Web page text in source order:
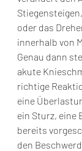
oder das
innerhalb von
Genau dann
akute
richtige
eine
ein Sturz, eine
bereits
den